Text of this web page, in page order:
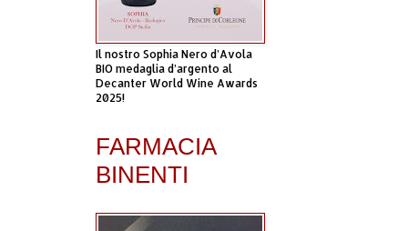
Il nostro Sophia Nero d’Avola
BIO medaglia d’argento al
Decanter World Wine Awards
2025!
FARMACIA
BINENTI